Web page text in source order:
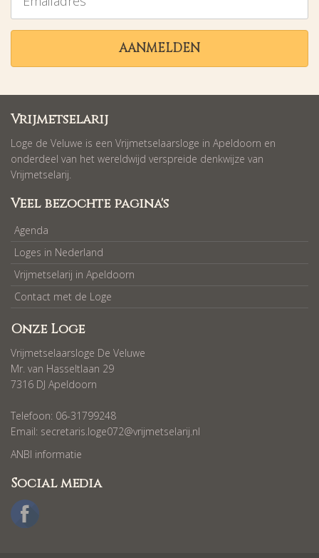
AANMELDEN
Vrijmetselarij
Loge de Veluwe is een Vrijmetselaarsloge in Apeldoorn en
onderdeel van het wereldwijd verspreide denkwijze van
Vrijmetselarij.
Veel bezochte pagina's
Agenda
Loges in Nederland
Vrijmetselarij in Apeldoorn
Contact met de Loge
Onze Loge
Vrijmetselaarsloge De Veluwe
Mr. van Hasseltlaan 29
7316 DJ Apeldoorn
Telefoon: 06-31799248
Email: secretaris.loge072@vrijmetselarij.nl
ANBI informatie
Social media